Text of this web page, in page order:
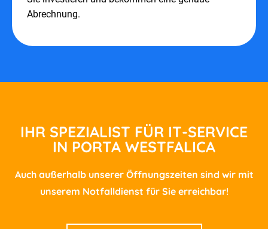
Abrechnung.
IHR SPEZIALIST FÜR IT-SERVICE
IN PORTA WESTFALICA
Auch außerhalb unserer Öffnungszeiten sind wir mit
unserem Notfalldienst für Sie erreichbar!